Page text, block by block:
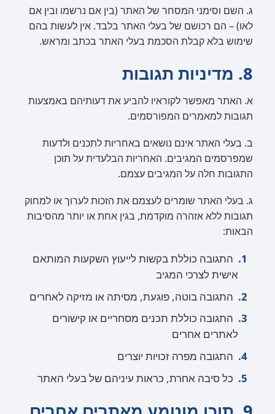
ג. השם וסימני המסחר של האתר (בין אם נרשמו ובין אם
לאו) – הם רכושם של בעלי האתר בלבד. אין לעשות בהם
שימוש בלא קבלת הסכמת בעלי האתר בכתב ומראש.
8. מדיניות תגובות
א. האתר מאפשר לקוראיו להביע את דעותיהם באמצעות
תגובות למאמרים המפורסמים.
ב. בעלי האתר אינם נושאים באחריות לתכנים ולדעות
שמפרסמים המגיבים. האחריות הבלעדית על תוכן
התגובות חלה על המגיבים עצמם.
ג. בעלי האתר שומרים לעצמם את הזכות לערוך או למחוק
תגובות ללא אזהרה מוקדמת, בגין אחת או יותר מהסיבות
הבאות:
התגובה כוללת בקשות לייעוץ השקעות המותאם
אישית לצרכי המגיב
התגובה בוטה, פוגעת, מסיתה או מזיקה לאחרים
התגובה כוללת תכנים מסחריים או קישורים
לאתרים אחרים
התגובה מפרה זכויות יוצרים
כל סיבה אחרת, כראות עיניהם של בעלי האתר